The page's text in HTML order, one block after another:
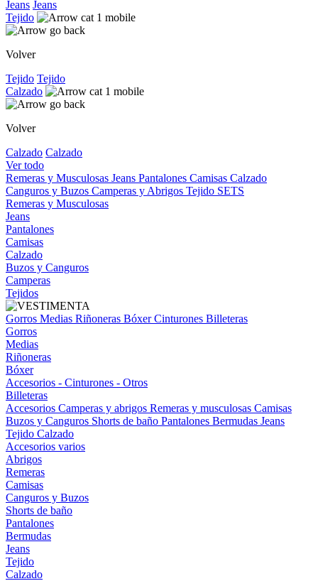
Jeans Jeans
Tejido
Volver
Tejido Tejido
Calzado
Volver
Calzado Calzado
Ver todo
Remeras y Musculosas Jeans Pantalones Camisas Calzado
Canguros y Buzos Camperas y Abrigos Tejido SETS
Remeras y Musculosas
Jeans
Pantalones
Camisas
Calzado
Buzos y Canguros
Camperas
Tejidos
Gorros Medias Riñoneras BóxerCinturones Billeteras
Gorros
Medias
Riñoneras
Bóxer
Accesorios - Cinturones - Otros
Billeteras
Accesorios Camperas y abrigos Remeras y musculosas Camisas
Buzos y Canguros Shorts de baño Pantalones Bermudas Jeans
Tejido Calzado
Accesorios varios
Abrigos
Remeras
Camisas
Canguros y Buzos
Shorts de baño
Pantalones
Bermudas
Jeans
Tejido
Calzado